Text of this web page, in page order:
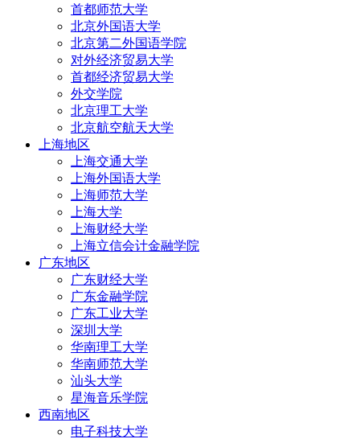
首都师范大学
北京外国语大学
北京第二外国语学院
对外经济贸易大学
首都经济贸易大学
外交学院
北京理工大学
北京航空航天大学
上海地区
上海交通大学
上海外国语大学
上海师范大学
上海大学
上海财经大学
上海立信会计金融学院
广东地区
广东财经大学
广东金融学院
广东工业大学
深圳大学
华南理工大学
华南师范大学
汕头大学
星海音乐学院
西南地区
电子科技大学